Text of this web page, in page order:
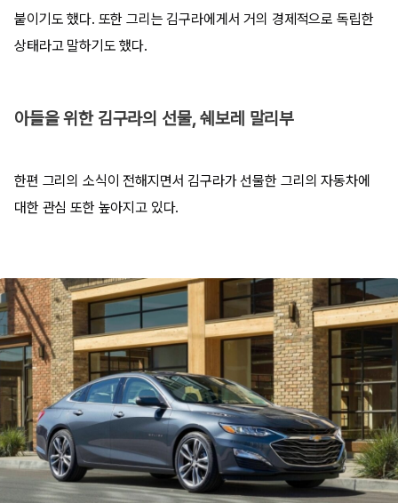
붙이기도 했다. 또한 그리는 김구라에게서 거의 경제적으로 독립한
상태라고 말하기도 했다.
아들을 위한 김구라의 선물, 쉐보레 말리부
한편 그리의 소식이 전해지면서 김구라가 선물한 그리의 자동차에
대한 관심 또한 높아지고 있다.